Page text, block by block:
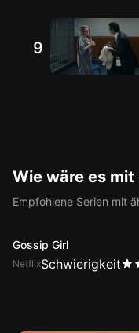
9
Wie wäre es mit
Empfohlene Serien mit
Gossip Girl
NetflixSchwierigkeit